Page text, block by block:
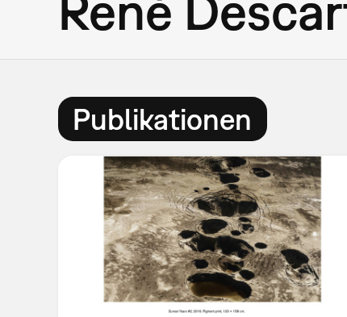
Publikationen